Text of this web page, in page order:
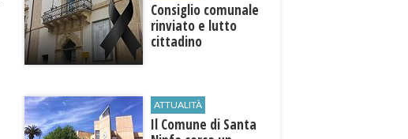
Consiglio comunale
rinviato e lutto
cittadino
ATTUALITÀ
Il Comune di ​Santa